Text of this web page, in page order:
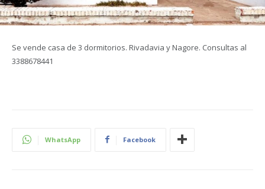
Se vende casa de 3 dormitorios. Rivadavia y Nagore. Consultas al
3388678441
WhatsApp Facebook